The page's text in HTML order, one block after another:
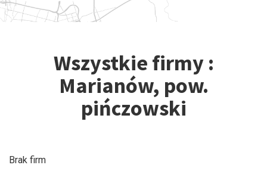
Wszystkie firmy :
Marianów, pow.
pińczowski
Brak firm